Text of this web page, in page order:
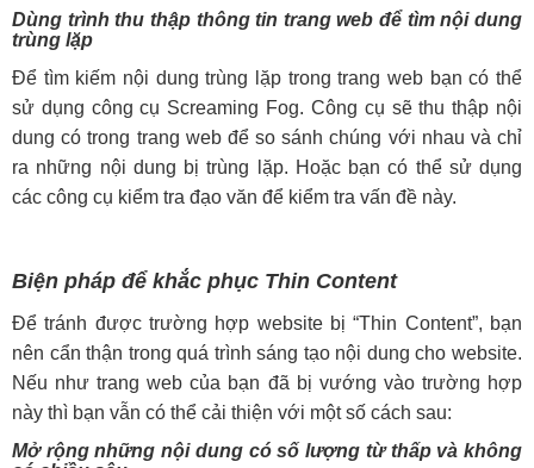
Dùng trình thu thập thông tin trang web để tìm nội dung
trùng lặp
Để tìm kiếm nội dung trùng lặp trong trang web bạn có thể
sử dụng công cụ Screaming Fog. Công cụ sẽ thu thập nội
dung có trong trang web để so sánh chúng với nhau và chỉ
ra những nội dung bị trùng lặp. Hoặc bạn có thể sử dụng
các công cụ kiểm tra đạo văn để kiểm tra vấn đề này.
Biện pháp để khắc phục Thin Content
Để tránh được trường hợp website bị “Thin Content”, bạn
nên cẩn thận trong quá trình sáng tạo nội dung cho website.
Nếu như trang web của bạn đã bị vướng vào trường hợp
này thì bạn vẫn có thể cải thiện với một số cách sau:
Mở rộng những nội dung có số lượng từ thấp và không